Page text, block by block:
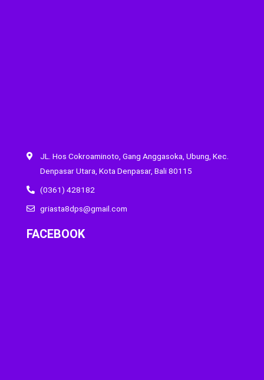
JL. Hos Cokroaminoto, Gang Anggasoka, Ubung, Kec.
Denpasar Utara, Kota Denpasar, Bali 80115
(0361) 428182
griasta8dps@gmail.com
FACEBOOK